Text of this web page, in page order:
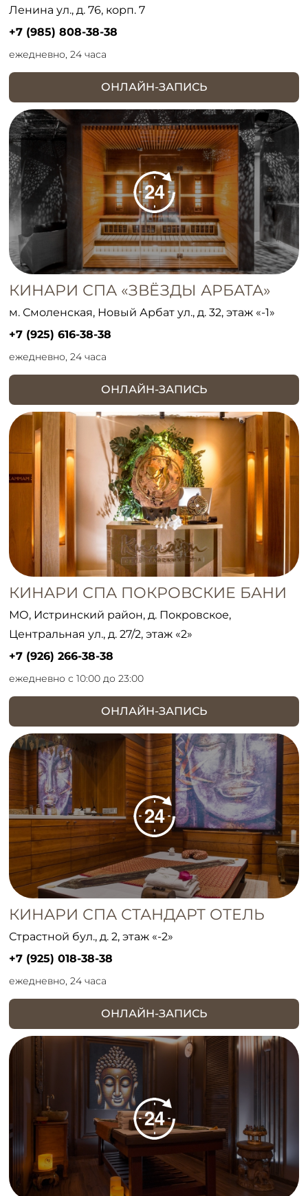
Ленина ул., д. 76, корп. 7
+7 (985) 808-38-38
ежедневно, 24 часа
ОНЛАЙН-ЗАПИСЬ
КИНАРИ СПА «ЗВЁЗДЫ АРБАТА»
м. Смоленская, Новый Арбат ул., д. 32, этаж «-1»
+7 (925) 616-38-38
ежедневно, 24 часа
ОНЛАЙН-ЗАПИСЬ
КИНАРИ СПА ПОКРОВСКИЕ БАНИ
МО, Истринский район, д. Покровское,
Центральная ул., д. 27/2, этаж «2»
+7 (926) 266-38-38
ежедневно с 10:00 до 23:00
ОНЛАЙН-ЗАПИСЬ
КИНАРИ СПА СТАНДАРТ ОТЕЛЬ
Страстной бул., д. 2, этаж «-2»
+7 (925) 018-38-38
ежедневно, 24 часа
ОНЛАЙН-ЗАПИСЬ